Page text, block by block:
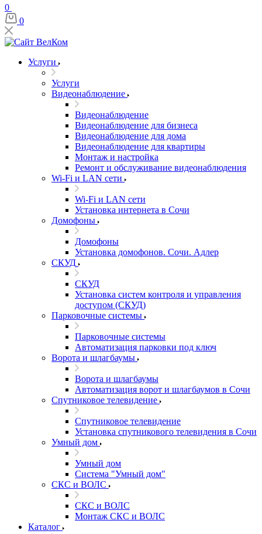
0
0
Услуги
Услуги
Видеонаблюдение
Видеонаблюдение
Видеонаблюдение для бизнеса
Видеонаблюдение для дома
Видеонаблюдение для квартиры
Монтаж и настройка
Ремонт и обслуживание видеонаблюдения
Wi-Fi и LAN сети
Wi-Fi и LAN сети
Установка интернета в Сочи
Домофоны
Домофоны
Установка домофонов. Сочи. Адлер
СКУД
СКУД
Установка систем контроля и управления
доступом (СКУД)
Парковочные системы
Парковочные системы
Автоматизация парковки под ключ
Ворота и шлагбаумы
Ворота и шлагбаумы
Автоматизация ворот и шлагбаумов в Сочи
Спутниковое телевидение
Спутниковое телевидение
Установка спутникового телевидения в Сочи
Умный дом
Умный дом
Система "Умный дом"
СКС и ВОЛС
СКС и ВОЛС
Монтаж СКС и ВОЛС
Каталог